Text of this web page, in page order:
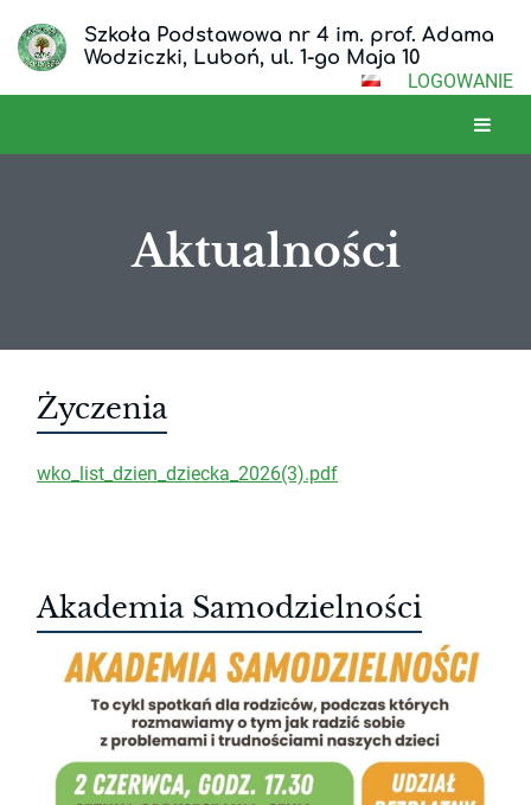
Szkoła Podstawowa nr 4 im. prof. Adama
Wodziczki, Luboń, ul. 1-go Maja 10
LOGOWANIE
Aktualności
Aktualności
Życzenia
wko_list_dzien_dziecka_2026(3).pdf
Akademia Samodzielności